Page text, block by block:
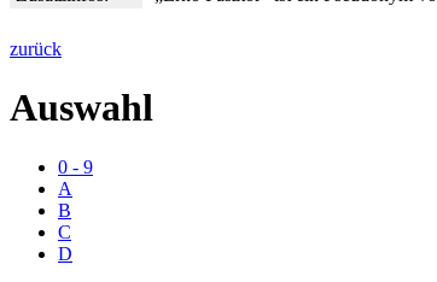
zurück
Auswahl
0 - 9
A
B
C
D